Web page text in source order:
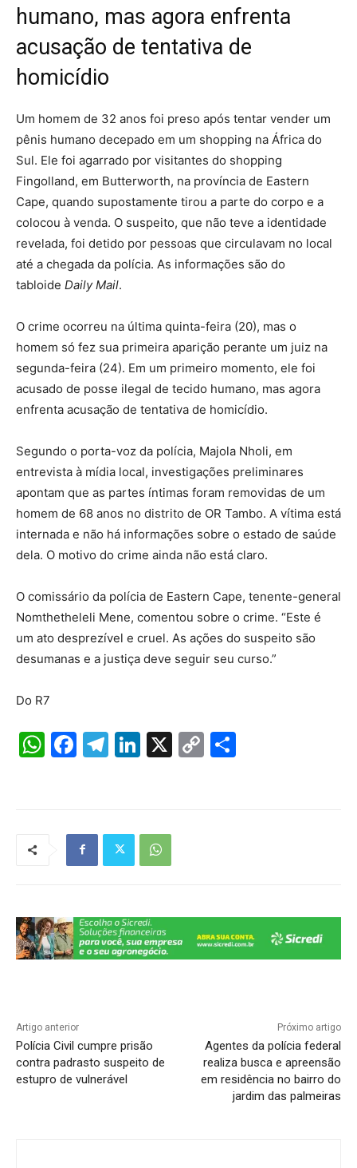
humano, mas agora enfrenta
acusação de tentativa de
homicídio
Um homem de 32 anos foi preso após tentar vender um
pênis humano decepado em um shopping na África do
Sul. Ele foi agarrado por visitantes do shopping
Fingolland, em Butterworth, na província de Eastern
Cape, quando supostamente tirou a parte do corpo e a
colocou à venda. O suspeito, que não teve a identidade
revelada, foi detido por pessoas que circulavam no local
até a chegada da polícia. As informações são do
tabloide Daily Mail.
O crime ocorreu na última quinta-feira (20), mas o
homem só fez sua primeira aparição perante um juiz na
segunda-feira (24). Em um primeiro momento, ele foi
acusado de posse ilegal de tecido humano, mas agora
enfrenta acusação de tentativa de homicídio.
Segundo o porta-voz da polícia, Majola Nholi, em
entrevista à mídia local, investigações preliminares
apontam que as partes íntimas foram removidas de um
homem de 68 anos no distrito de OR Tambo. A vítima está
internada e não há informações sobre o estado de saúde
dela. O motivo do crime ainda não está claro.
O comissário da polícia de Eastern Cape, tenente-general
Nomthetheleli Mene, comentou sobre o crime. “Este é
um ato desprezível e cruel. As ações do suspeito são
desumanas e a justiça deve seguir seu curso.”
Do R7
W F
b
o
k
T
a
m
Li
dI
n
X
C
Artigo anterior
Polícia Civil cumpre prisão
contra padrasto suspeito de
estupro de vulnerável
Próximo artigo
Agentes da polícia federal
realiza busca e apreensão
em residência no bairro do
jardim das palmeiras